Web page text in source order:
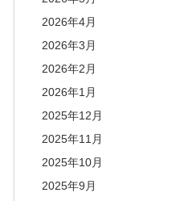
2026年4月
2026年3月
2026年2月
2026年1月
2025年12月
2025年11月
2025年10月
2025年9月